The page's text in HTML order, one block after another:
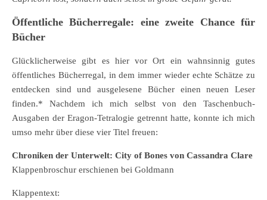
Öffentliche Bücherregale: eine zweite Chance für
Bücher
Glücklicherweise gibt es hier vor Ort ein wahnsinnig gutes
öffentliches Bücherregal, in dem immer wieder echte Schätze zu
entdecken sind und ausgelesene Bücher einen neuen Leser
finden.* Nachdem ich mich selbst von den Taschenbuch-
Ausgaben der Eragon-Tetralogie getrennt hatte, konnte ich mich
umso mehr über diese vier Titel freuen:
Chroniken der Unterwelt: City of Bones von Cassandra Clare
Klappenbroschur erschienen bei Goldmann
Klappentext: